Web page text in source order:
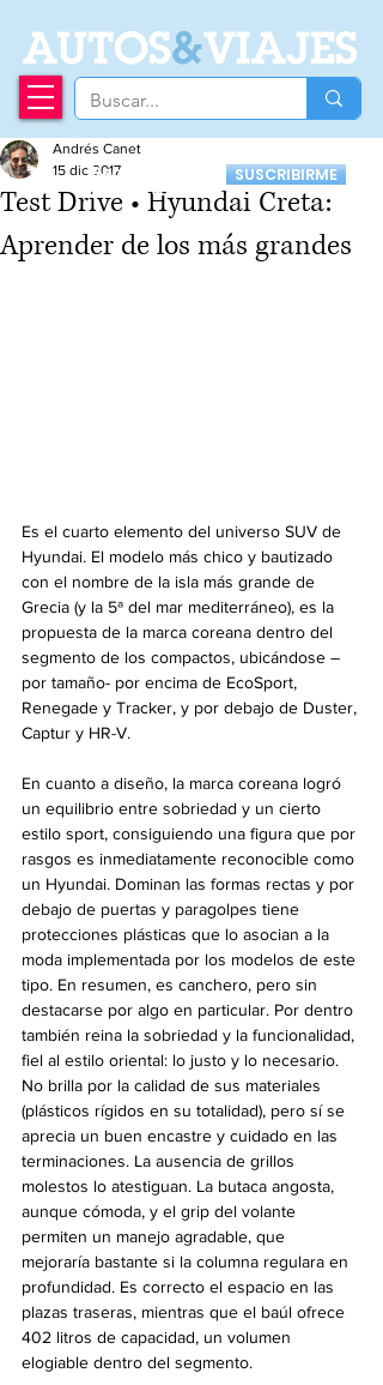
AUTOS&VIAJES
Recibí nuestro
Newsletter
SUSCRIBIRME
Test Drive • Hyundai Creta:
Aprender de los más grandes
Andrés Canet
15 dic 2017
Es el cuarto elemento del universo SUV de
Hyundai. El modelo más chico y bautizado
con el nombre de la isla más grande de
Grecia (y la 5ª del mar mediterráneo), es la
propuesta de la marca coreana dentro del
segmento de los compactos, ubicándose –
por tamaño- por encima de EcoSport,
Renegade y Tracker, y por debajo de Duster,
Captur y HR-V.
En cuanto a diseño, la marca coreana logró
un equilibrio entre sobriedad y un cierto
estilo sport, consiguiendo una figura que por
rasgos es inmediatamente reconocible como
un Hyundai. Dominan las formas rectas y por
debajo de puertas y paragolpes tiene
protecciones plásticas que lo asocian a la
moda implementada por los modelos de este
tipo. En resumen, es canchero, pero sin
destacarse por algo en particular. Por dentro
también reina la sobriedad y la funcionalidad,
fiel al estilo oriental: lo justo y lo necesario.
No brilla por la calidad de sus materiales
(plásticos rígidos en su totalidad), pero sí se
aprecia un buen encastre y cuidado en las
terminaciones. La ausencia de grillos
molestos lo atestiguan. La butaca angosta,
aunque cómoda, y el grip del volante
permiten un manejo agradable, que
mejoraría bastante si la columna regulara en
profundidad. Es correcto el espacio en las
plazas traseras, mientras que el baúl ofrece
402 litros de capacidad, un volumen
elogiable dentro del segmento.